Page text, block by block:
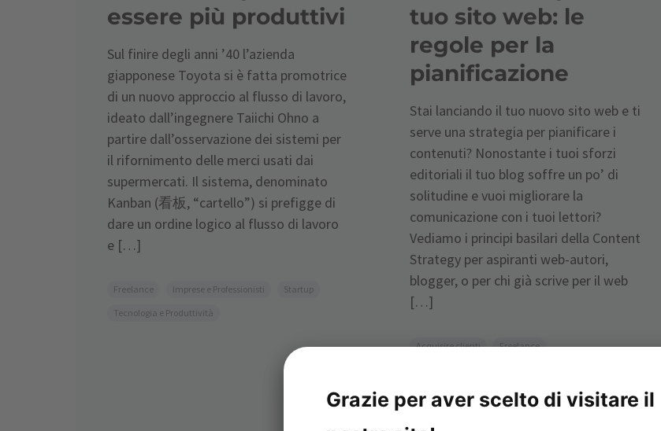
essere più produttivi
Sul finire degli anni ’40 l’azienda
giapponese Toyota si è fatta promotrice
di un nuovo approccio al flusso di lavoro,
ideato dall’ingegnere Taiichi Ohno a
partire dall’osservazione dei sistemi per
il rifornimento delle merci usati dai
supermercati. Il sistema, denominato
Kanban (看板, “cartello”) si prefigge di
dare un ordine logico al flusso di lavoro
e […]
Freelance Imprese e Professionisti
Startup
Tecnologia e Produttività
tuo sito web: le
regole per la
pianificazione
Stai lanciando il tuo nuovo sito web e ti
serve una strategia per pianificare i
contenuti? Nonostante i tuoi sforzi
editoriali il tuo blog soffre un po’ di
solitudine e vuoi migliorare la
comunicazione con i tuoi lettori?
Vediamo i principi basilari della Content
Strategy per aspiranti web-autori,
blogger, o per chi già scrive per il web
[…]
Acquisire clienti
Freelance